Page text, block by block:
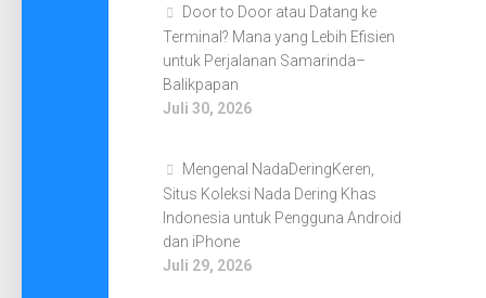
Door to Door atau Datang ke
Terminal? Mana yang Lebih Efisien
untuk Perjalanan Samarinda–
Balikpapan
Juli 30, 2026
Mengenal NadaDeringKeren,
Situs Koleksi Nada Dering Khas
Indonesia untuk Pengguna Android
dan iPhone
Juli 29, 2026